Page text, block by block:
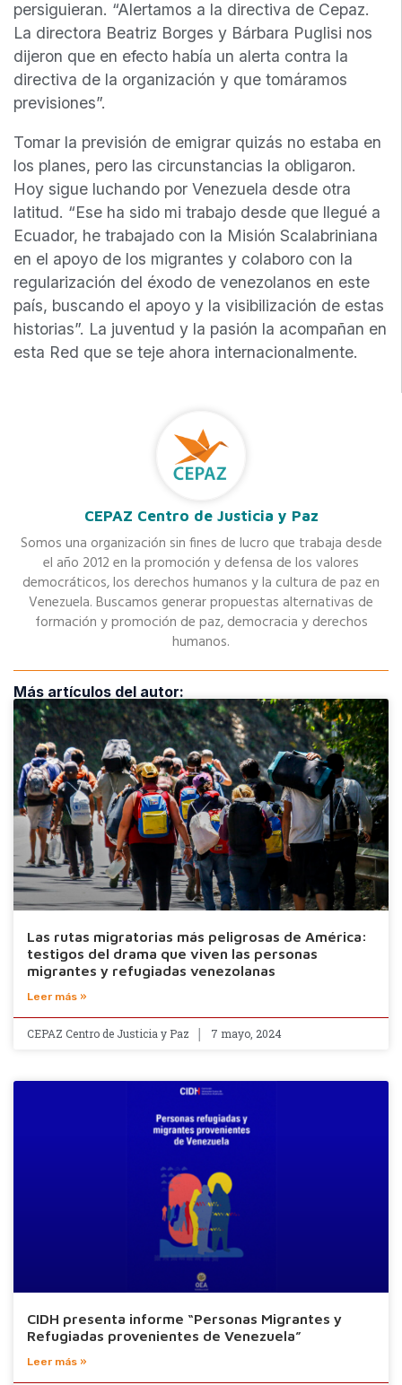
persiguieran. “Alertamos a la directiva de Cepaz.
La directora Beatriz Borges y Bárbara Puglisi nos
dijeron que en efecto había un alerta contra la
directiva de la organización y que tomáramos
previsiones”.
Tomar la previsión de emigrar quizás no estaba en
los planes, pero las circunstancias la obligaron.
Hoy sigue luchando por Venezuela desde otra
latitud. “Ese ha sido mi trabajo desde que llegué a
Ecuador, he trabajado con la Misión Scalabriniana
en el apoyo de los migrantes y colaboro con la
regularización del éxodo de venezolanos en este
país, buscando el apoyo y la visibilización de estas
historias”. La juventud y la pasión la acompañan en
esta Red que se teje ahora internacionalmente.
CEPAZ Centro de Justicia y Paz
Somos una organización sin fines de lucro que trabaja desde
el año 2012 en la promoción y defensa de los valores
democráticos, los derechos humanos y la cultura de paz en
Venezuela. Buscamos generar propuestas alternativas de
formación y promoción de paz, democracia y derechos
humanos.
Más artículos del autor:
Las rutas migratorias más peligrosas de América:
testigos del drama que viven las personas
migrantes y refugiadas venezolanas
Leer más »
CEPAZ Centro de Justicia y Paz 7 mayo, 2024
CIDH presenta informe “Personas Migrantes y
Refugiadas provenientes de Venezuela”
Leer más »